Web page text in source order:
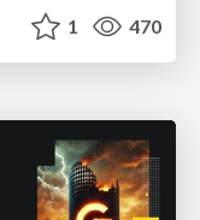
1 470